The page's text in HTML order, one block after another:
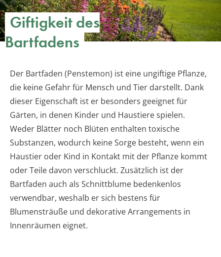
Giftigkeit des
Bartfadens
Der Bartfaden (Penstemon) ist eine ungiftige Pflanze,
die keine Gefahr für Mensch und Tier darstellt. Dank
dieser Eigenschaft ist er besonders geeignet für
Gärten, in denen Kinder und Haustiere spielen.
Weder Blätter noch Blüten enthalten toxische
Substanzen, wodurch keine Sorge besteht, wenn ein
Haustier oder Kind in Kontakt mit der Pflanze kommt
oder Teile davon verschluckt. Zusätzlich ist der
Bartfaden auch als Schnittblume bedenkenlos
verwendbar, weshalb er sich bestens für
Blumensträuße und dekorative Arrangements in
Innenräumen eignet.